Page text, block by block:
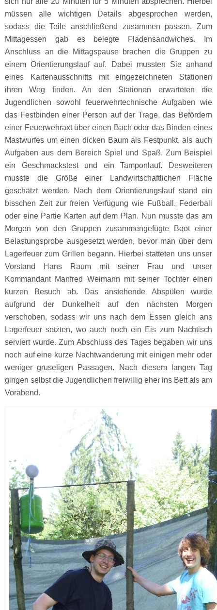
müssen alle wichtigen Details abgesprochen werden,
sodass die Teile anschließend zusammen passen. Zum
Mittagessen gab es belegte Fladensandwiches. Im
Anschluss an die Mittagspause brachen die Gruppen zu
einem Orientierungslauf auf. Dabei mussten Sie anhand
eines Kartenausschnitts mit eingezeichneten Stationen
ihren Weg finden. An den Stationen erwarteten die
Jugendlichen sowohl feuerwehrtechnische Aufgaben wie
das Festbinden einer Person auf der Trage, das Befördern
einer Feuerwehraxt über einen Bach oder das Binden eines
Mastwurfes um einen dicken Baum als Festpunkt, als auch
Aufgaben aus dem Bereich Spiel und Spaß. Zum Beispiel
ein Geschmackstest und ein Tamponlauf. Desweiteren
musste die Größe einer Landwirtschaftlichen Fläche
geschätzt werden. Nach dem Orientierungslauf stand ein
bisschen Zeit zur freien Verfügung wie Fußball, Federball
oder eine Partie Karten auf dem Plan. Nun musste das am
Morgen von den Gruppen zusammengefügte Boot einer
Belastungsprobe ausgesetzt werden, bevor man über dem
Lagerfeuer zum Grillen begann. Hierbei statteten uns unser
Vorstand Hans Raum mit seiner Frau und unser
Kommandant Manfred Weimann mit seiner Tochter einen
kurzen Besuch ab. Das anstehende Abspülen wurde
aufgrund der Dunkelheit auf den nächsten Morgen
verschoben, sodass wir uns nach dem Essen gleich ans
Lagerfeuer setzten, wo auch noch ein Eis zum Nachtisch
serviert wurde. Zum Abschluss des Tages begaben wir uns
noch auf eine kurze Nachtwanderung mit einigen mehr oder
weniger gruseligen Passagen. Nach diesem langen Tag
gingen selbst die Jugendlichen freiwillig eher ins Bett als am
Vorabend.